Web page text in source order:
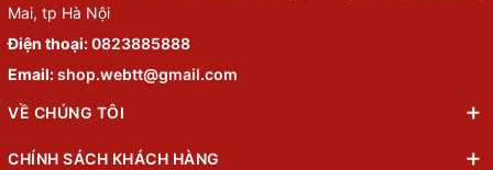
Mai, tp Hà Nội
Điện thoại:0823885888
Email:shop.webtt@gmail.com
VỀ CHÚNG TÔI
CHÍNH SÁCH KHÁCH HÀNG